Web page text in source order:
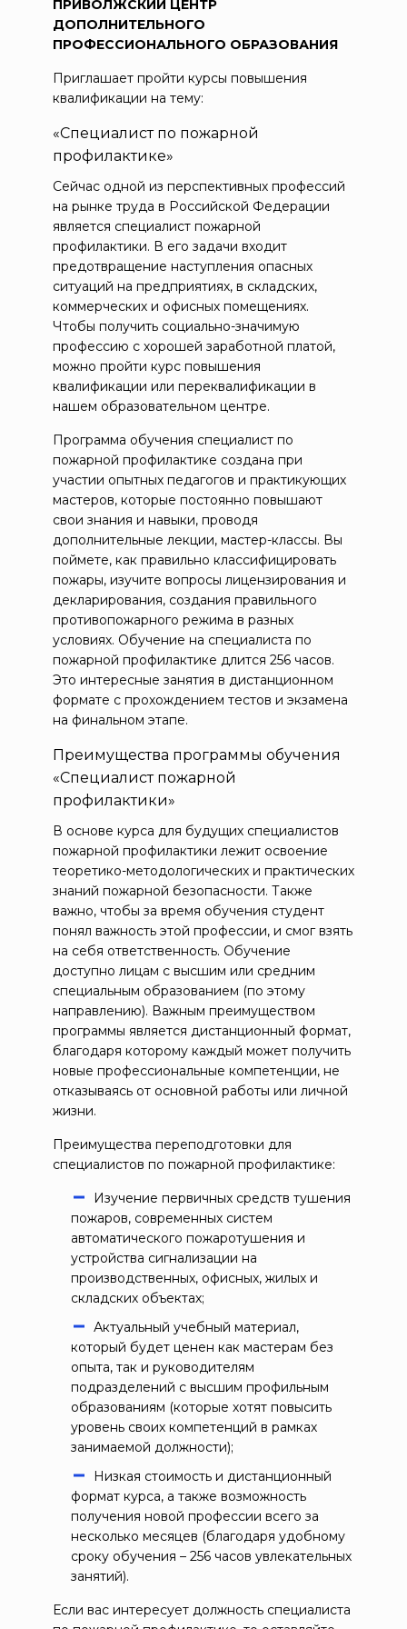
ПРИВОЛЖСКИЙ ЦЕНТР
ДОПОЛНИТЕЛЬНОГО
ПРОФЕССИОНАЛЬНОГО ОБРАЗОВАНИЯ
Приглашает пройти курсы повышения
квалификации на тему:
«Специалист по пожарной
профилактике»
Сейчас одной из перспективных профессий
на рынке труда в Российской Федерации
является специалист пожарной
профилактики. В его задачи входит
предотвращение наступления опасных
ситуаций на предприятиях, в складских,
коммерческих и офисных помещениях.
Чтобы получить социально-значимую
профессию с хорошей заработной платой,
можно пройти курс повышения
квалификации или переквалификации в
нашем образовательном центре.
Программа обучения специалист по
пожарной профилактике создана при
участии опытных педагогов и практикующих
мастеров, которые постоянно повышают
свои знания и навыки, проводя
дополнительные лекции, мастер-классы. Вы
поймете, как правильно классифицировать
пожары, изучите вопросы лицензирования и
декларирования, создания правильного
противопожарного режима в разных
условиях. Обучение на специалиста по
пожарной профилактике длится 256 часов.
Это интересные занятия в дистанционном
формате с прохождением тестов и экзамена
на финальном этапе.
Преимущества программы обучения
«Специалист пожарной
профилактики»
В основе курса для будущих специалистов
пожарной профилактики лежит освоение
теоретико-методологических и практических
знаний пожарной безопасности. Также
важно, чтобы за время обучения студент
понял важность этой профессии, и смог взять
на себя ответственность. Обучение
доступно лицам с высшим или средним
специальным образованием (по этому
направлению). Важным преимуществом
программы является дистанционный формат,
благодаря которому каждый может получить
новые профессиональные компетенции, не
отказываясь от основной работы или личной
жизни.
Преимущества переподготовки для
специалистов по пожарной профилактике:
Изучение первичных средств тушения
пожаров, современных систем
автоматического пожаротушения и
устройства сигнализации на
производственных, офисных, жилых и
складских объектах;
Актуальный учебный материал,
который будет ценен как мастерам без
опыта, так и руководителям
подразделений с высшим профильным
образованиям (которые хотят повысить
уровень своих компетенций в рамках
занимаемой должности);
Низкая стоимость и дистанционный
формат курса, а также возможность
получения новой профессии всего за
несколько месяцев (благодаря удобному
сроку обучения – 256 часов увлекательных
занятий).
Если вас интересует должность специалиста